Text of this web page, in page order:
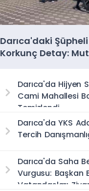
Darıca'daki
Korkunç Detay:
Darıca'da Hijyen
Cami Mahallesi
Temizlendi
Darıca'da YKS
Tercih
Darıca'da Saha
Vurgusu: Başkan
Vatandaşları